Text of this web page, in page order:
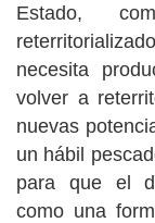
Estado,
necesita
volver a
nuevas
un hábil
para que el
como una